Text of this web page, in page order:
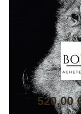
520,00